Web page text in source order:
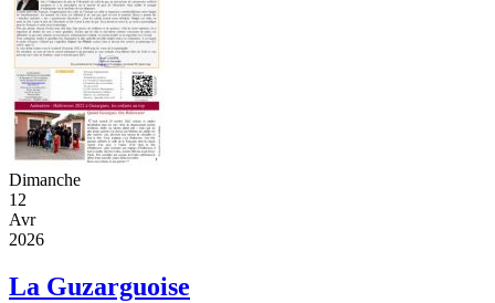
Dimanche
12
Avr
2026
La Guzarguoise